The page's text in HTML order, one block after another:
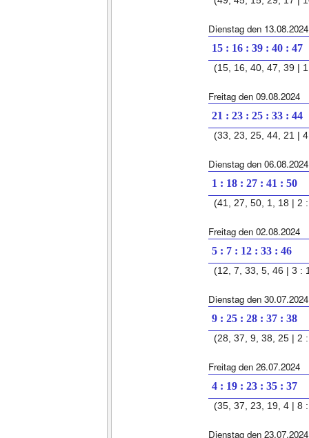
Dienstag den 13.08.2024
15 : 16 : 39 : 40 : 47
(15, 16, 40, 47, 39 |
Freitag den 09.08.2024
21 : 23 : 25 : 33 : 44
(33, 23, 25, 44, 21 |
Dienstag den 06.08.2024
1 : 18 : 27 : 41 : 50
(41, 27, 50, 1, 18 | 2
Freitag den 02.08.2024
5 : 7 : 12 : 33 : 46
(12, 7, 33, 5, 46 | 3 :
Dienstag den 30.07.2024
9 : 25 : 28 : 37 : 38
(28, 37, 9, 38, 25 | 2
Freitag den 26.07.2024
4 : 19 : 23 : 35 : 37
(35, 37, 23, 19, 4 | 8
Dienstag den 23.07.2024